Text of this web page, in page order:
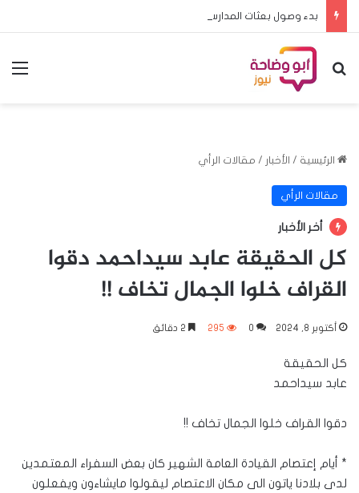
بحث عن
الرئيسية / الأخبار / مقالات الرأي
مقالات الرأي
أخر الأخبار
كل الحقيقة عابد سيداحمد دقوا
القراف خلوا الجمال تخاف !!
أكتوبر 8, 2024 0
295
كل الحقيقة
عابد سيداحمد
دقوا القراف خلوا الجمال تخاف !!
* أيام إعتصام القيادة العامة الشهير كان بعض السفراء المعتمدين
لدى بلادنا ياتون الى مكان الاعتصام ليقولوا مايشاءون ويفعلون